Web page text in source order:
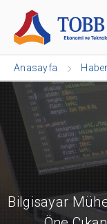
Anasayfa
Bilgisayar